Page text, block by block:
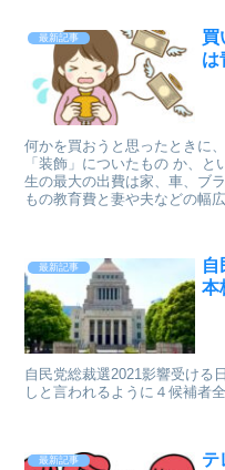
最新記事
買
は
何かを買おうと思ったときに
「装飾」についたもの か、
生の最大の出費は家、車、ブ
もの教育費と妻や夫などの幅
最新記事
自
本
自民党総裁選2021影響受ける
しと言われるように４候補者
最新記事
テ